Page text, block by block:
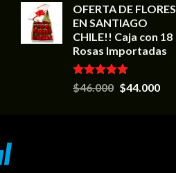
OFERTA DE FLORES
EN SANTIAGO
CHILE!! Caja con 18
Rosas Importadas
Valorado en
5.00
$46.000 $44.000